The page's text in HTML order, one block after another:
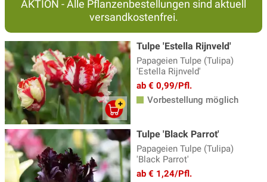
Tulpen Mischungen(11)
Tulpen nach Farben(35)
Viridiflora Tulpen - Grüne Tulpen (5)
Wildtulpen(25)
AKTION - Alle Pflanzenbestellungen sind aktuell
versandkostenfrei.
Tulpe 'Estella Rijnveld'
Papageien Tulpe (Tulipa)
'Estella Rijnveld'
ab € 0,99/Pfl.
Vorbestellung möglich
Tulpe 'Black Parrot'
Papageien Tulpe (Tulipa)
'Black Parrot'
ab € 1,24/Pfl.